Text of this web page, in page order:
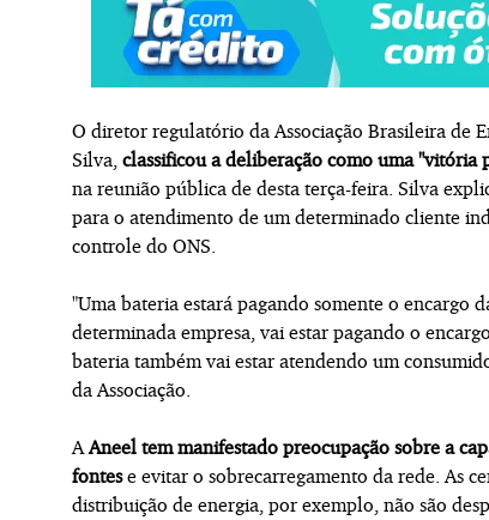
O diretor regulatório da Associação Brasileira de
Silva, classificou a deliberação como uma
na reunião pública de desta terça-feira. Silva
para o atendimento de um determinado cliente
controle do ONS.
"Uma bateria estará pagando somente o encargo
determinada empresa, vai estar pagando o
bateria também vai estar atendendo um
da Associação.
AAneel tem manifestado preocupação sobre a
fontese evitar o sobrecarregamento da rede. As
distribuição de energia, por exemplo, não são